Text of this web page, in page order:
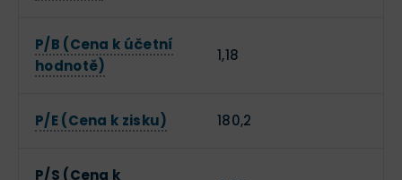
P/B (Cena k účetní
hodnotě)
1,18
P/E (Cena k zisku) 180,2
P/S (Cena k